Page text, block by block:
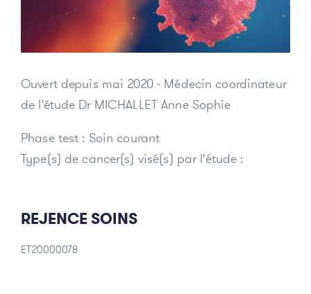
Actualités
Contacter l'équipe
Prendre rendez-vous
Ouvert depuis mai 2020- Médecin coordinateur
de l'étude Dr MICHALLET Anne Sophie
Phase test : Soin courant
Type(s) de cancer(s) visé(s) par l'étude :
REJENCE SOINS
ET20000078